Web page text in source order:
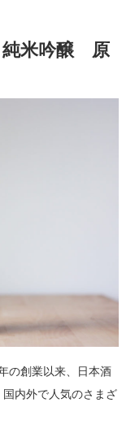
米吟醸 原
の創業以来、日本酒
内外で人気のさまざ